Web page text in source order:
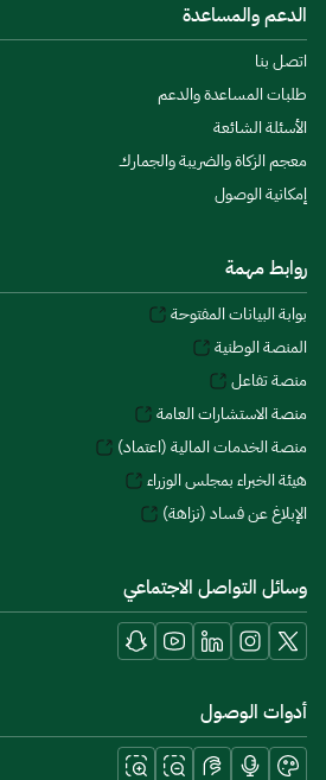
الدعم والمساعدة
اتصل بنا
طلبات المساعدة والدعم
الأسئلة الشائعة
معجم الزكاة والضريبة والجمارك
إمكانية الوصول
روابط مهمة
بوابة البيانات المفتوحة
المنصة الوطنية
منصة تفاعل
منصة الاستشارات العامة
منصة الخدمات المالية (اعتماد)
هيئة الخبراء بمجلس الوزراء
الإبلاغ عن فساد (نزاهة)
وسائل التواصل الاجتماعي
أدوات الوصول